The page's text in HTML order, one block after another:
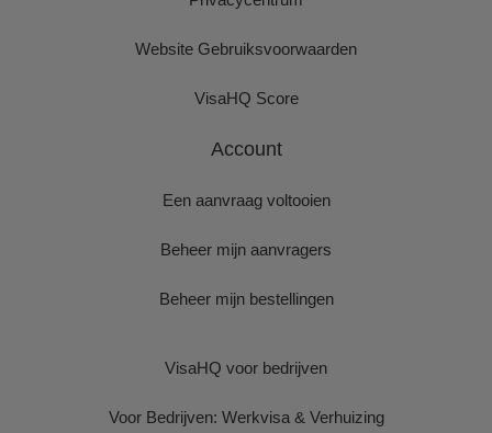
Website Gebruiksvoorwaarden
VisaHQ Score
Account
Een aanvraag voltooien
Beheer mijn aanvragers
Beheer mijn bestellingen
VisaHQ voor bedrijven
Voor Bedrijven: Werkvisa & Verhuizing